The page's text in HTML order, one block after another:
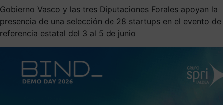
Gobierno Vasco y las tres Diputaciones Forales apoyan la
presencia de una selección de 28 startups en el evento de
referencia estatal del 3 al 5 de junio